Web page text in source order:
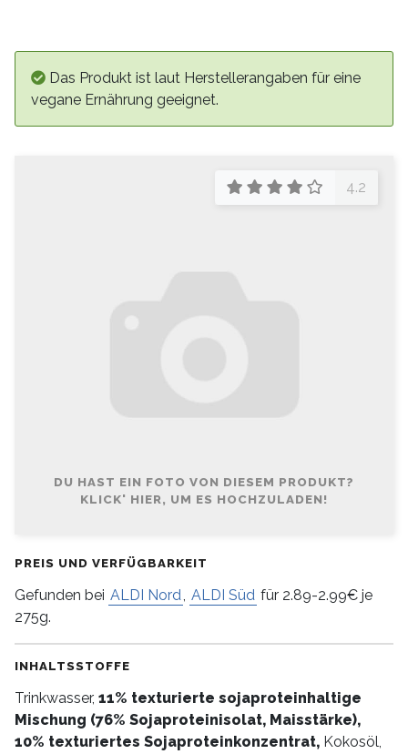
Das Produkt ist laut Herstellerangaben für eine
vegane Ernährung geeignet.
DU HAST EIN FOTO VON DIESEM PRODUKT?
KLICK' HIER, UM ES HOCHZULADEN!
4.2
PREIS UND VERFÜGBARKEIT
Gefunden bei ALDI Nord, ALDI Süd für 2.89-2.99€ je
275g.
INHALTSSTOFFE
Trinkwasser, 11% texturierte sojaproteinhaltige
Mischung (76% Sojaproteinisolat, Maisstärke),
10% texturiertes Sojaproteinkonzentrat, Kokosöl,